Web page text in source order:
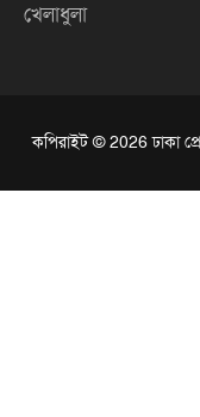
খেলাধুলা
কপিরাইট © 2026 ঢাকা